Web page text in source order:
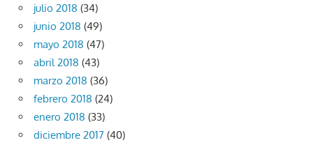
julio 2018 (34)
junio 2018 (49)
mayo 2018 (47)
abril 2018 (43)
marzo 2018 (36)
febrero 2018 (24)
enero 2018 (33)
diciembre 2017 (40)